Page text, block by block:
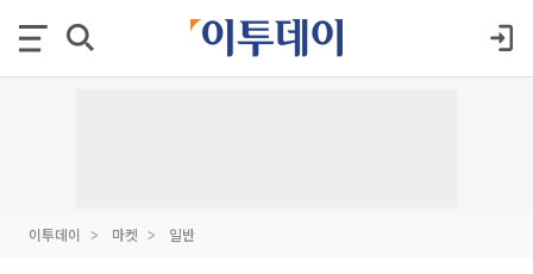
이투데이 마켓 일반